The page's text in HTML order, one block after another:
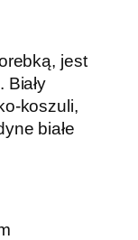
jest
koszuli,
białe